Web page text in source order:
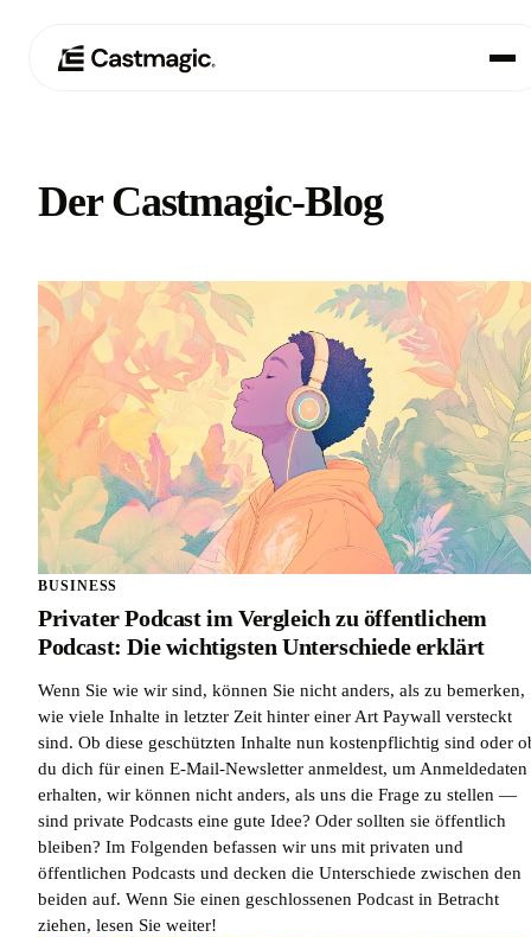
Anwendungsfälle
Preisgestaltung
Über uns
Der Castmagic-Blog
BUSINESS
Privater Podcast im Vergleich zu öffentlichem
Podcast: Die wichtigsten Unterschiede erklärt
Wenn Sie wie wir sind, können Sie nicht anders, als zu bemerken,
wie viele Inhalte in letzter Zeit hinter einer Art Paywall versteckt
sind. Ob diese geschützten Inhalte nun kostenpflichtig sind oder
du dich für einen E-Mail-Newsletter anmeldest, um Anmeldedaten
erhalten, wir können nicht anders, als uns die Frage zu stellen —
sind private Podcasts eine gute Idee? Oder sollten sie öffentlich
bleiben? Im Folgenden befassen wir uns mit privaten und
öffentlichen Podcasts und decken die Unterschiede zwischen den
beiden auf. Wenn Sie einen geschlossenen Podcast in Betracht
ziehen, lesen Sie weiter!